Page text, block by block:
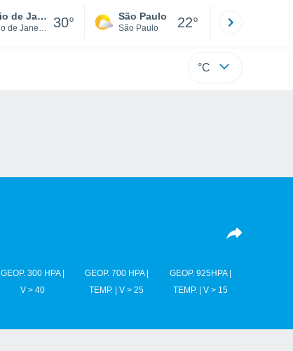
Rio de Janeiro
Rio de Janeiro 30° São Paulo
São Paulo 22°
°C
GEOP. 300 HPA |
V > 40
GEOP. 700 HPA |
TEMP. | V > 25
GEOP. 925HPA |
TEMP. | V > 15